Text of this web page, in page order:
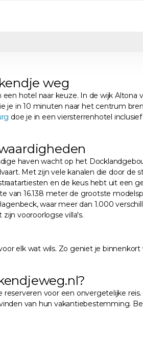
weg
hotel naar keuze. In de wijk Altona
in 10 minuten naar het centrum
doe je in een viersterrenhotel
haven wacht op het
Met zijn vele kanalen die door
en de keus hebt uit een
16.138 meter de grootste
waar meer dan 1.000
vooroorlogse villa's.
elk wat wils. Zo geniet je
voor een onvergetelijke
van hun vakantiebestemming.